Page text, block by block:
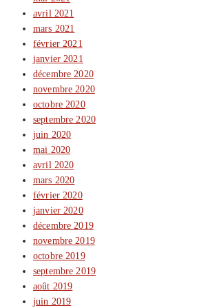
avril 2021
mars 2021
février 2021
janvier 2021
décembre 2020
novembre 2020
octobre 2020
septembre 2020
juin 2020
mai 2020
avril 2020
mars 2020
février 2020
janvier 2020
décembre 2019
novembre 2019
octobre 2019
septembre 2019
août 2019
juin 2019